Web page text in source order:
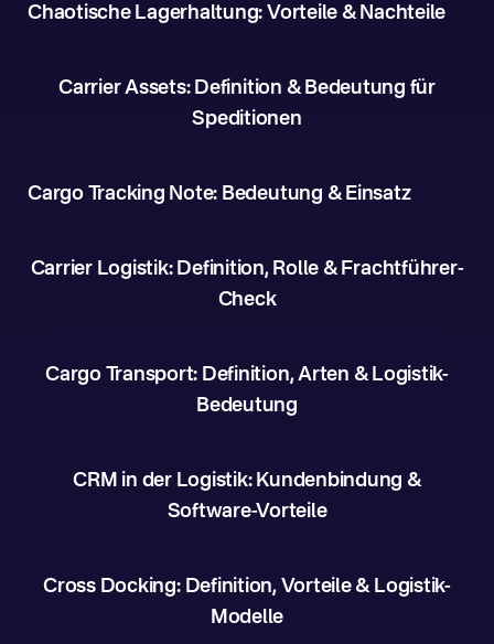
Chaotische Lagerhaltung: Vorteile & Nachteile
Carrier Assets: Definition & Bedeutung für
Speditionen
Cargo Tracking Note: Bedeutung & Einsatz
Carrier Logistik: Definition, Rolle & Frachtführer-
Check
Cargo Transport: Definition, Arten & Logistik-
Bedeutung
CRM in der Logistik: Kundenbindung &
Software-Vorteile
Cross Docking: Definition, Vorteile & Logistik-
Modelle